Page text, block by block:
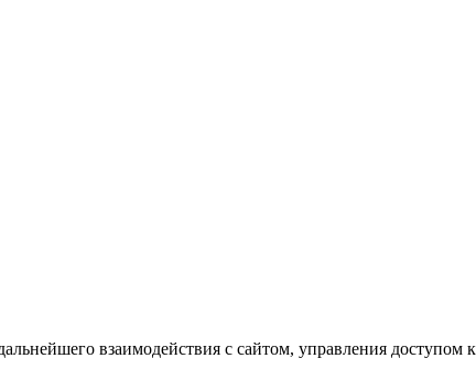
взаимодействия с сайтом, управления